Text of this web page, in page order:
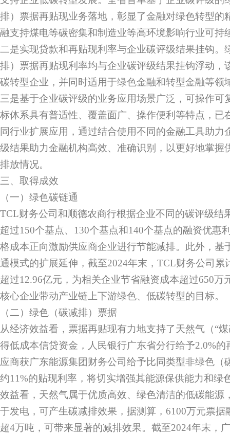
排）票据再贴现业务落地，彰显了金融对绿色转型的
融支持煤电等碳密集和制造业等高环境影响行业可持
二是实现贷款和再贴现利率与企业碳评级结果挂钩。
排）票据再贴现利率均与企业碳评级结果挂钩浮动，
碳转型企业，并同时适用于绿色金融和转型金融等领
三是基于企业碳评级的业务应用场景广泛，可操作可
标体系具有普适性、覆盖面广、操作便利等特点，已
同行业扩展应用，通过结合使用不同的金融工具助力
级结果助力金融机构高效、准确识别，以更好地掌握
排放情况。
三、取得成效
（一）绿色碳链通
TCL财务公司和顺德农商行根据企业不同的碳评级结
超过150个基点、130个基点和140个基点的融资优惠
格成本正向激励供应商企业进行节能减排。此外，基
通模式的扩展延伸，截至2024年末，TCL财务公司累
超过12.96亿元，为相关企业节省融资成本超过650万
核心企业带动产业链上下游绿色、低碳转型的目标。
（二）绿色（碳减排）票据
从经济效益看，票据再贴现有力地支持了天然气（“
得低成本信贷资金，人民银行广东省分行给予2.0%
应商获广东能源集团财务公司给予比同类型非绿色（
约11%的贴现利率，将切实增强其能源保供能力和绿
效益看，天然气属于优质高效、绿色清洁的低碳能源
于发电，可产生碳减排效果，据测算，6100万元票
超4万吨，可带来显著的减排效果。截至2024年末，